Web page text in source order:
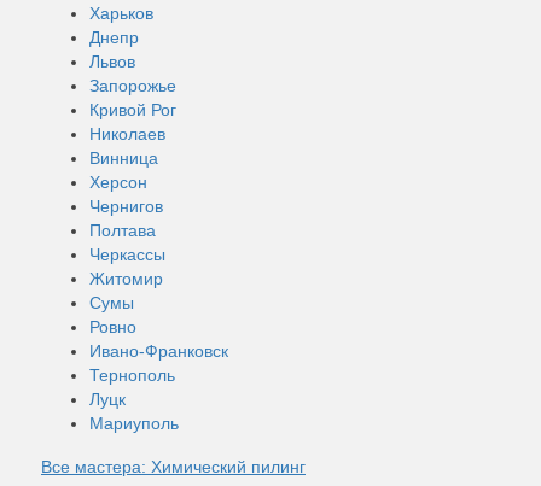
Харьков
Днепр
Львов
Запорожье
Кривой Рог
Николаев
Винница
Херсон
Чернигов
Полтава
Черкассы
Житомир
Сумы
Ровно
Ивано-Франковск
Тернополь
Луцк
Мариуполь
Все мастера: Химический пилинг